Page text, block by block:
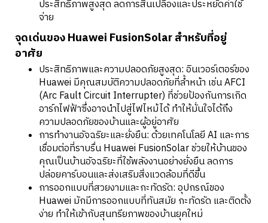
ประสิทธิภาพสูงสุด ลดการสิ้นเปลืองและประหยัดค่าใช้
จ่าย
จุดเด่นของ Huawei FusionSolar สำหรับที่อยู่
อาศัย
ประสิทธิภาพและความปลอดภัยสูงสุด: อินเวอร์เตอร์ของ
Huawei มีคุณสมบัติความปลอดภัยที่ล้ำหน้า เช่น AFCI
(Arc Fault Circuit Interrupter) ที่ช่วยป้องกันการเกิด
อาร์กไฟฟ้าซึ่งอาจนำไปสู่ไฟไหม้ได้ ทำให้มั่นใจได้ถึง
ความปลอดภัยของบ้านและผู้อยู่อาศัย
การทำงานอัจฉริยะและยั่งยืน: ด้วยเทคโนโลยี AI และการ
เชื่อมต่อที่ราบรื่น Huawei FusionSolar ช่วยให้บ้านของ
คุณเป็นบ้านอัจฉริยะที่ใช้พลังงานอย่างยั่งยืน ลดการ
ปล่อยคาร์บอนและส่งเสริมสิ่งแวดล้อมที่ดีขึ้น
การออกแบบที่สวยงามและกะทัดรัด: อุปกรณ์ของ
Huawei มักมีการออกแบบที่ทันสมัย กะทัดรัด และติดตั้ง
ง่าย ทำให้เข้ากับสุนทรียภาพของบ้านยุคใหม่